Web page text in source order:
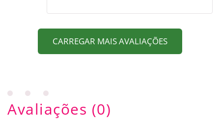
CARREGAR MAIS AVALIAÇÕES
Avaliações (0)